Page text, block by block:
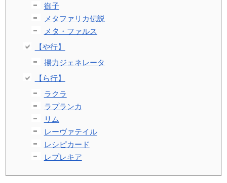
御子
メタファリカ伝説
メタ・ファルス
【や行】
揚力ジェネレータ
【ら行】
ラクラ
ラプランカ
リム
レーヴァテイル
レシピカード
レプレキア